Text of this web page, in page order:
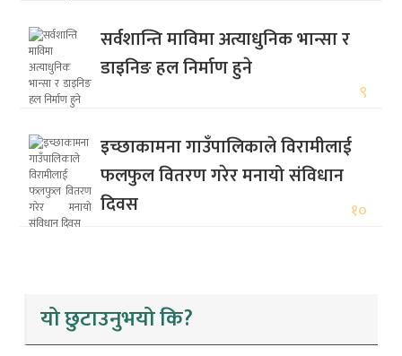
सर्वशान्ति माविमा अत्याधुनिक भान्सा र
डाइनिङ हल निर्माण हुने
९
इच्छाकामना गाउँपालिकाले विरामीलाई
फलफुल वितरण गरेर मनायो संविधान
दिवस
१०
यो छुटाउनुभयो कि?